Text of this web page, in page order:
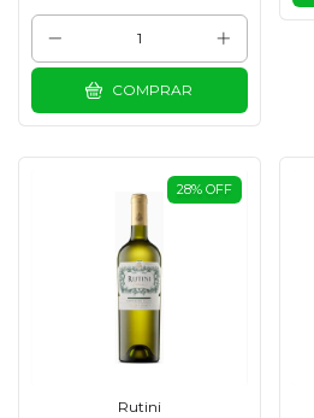
COMPRAR
28% OFF
Rutini